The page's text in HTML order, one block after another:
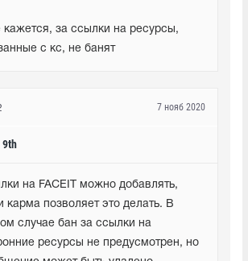
кажется, за ссылки на ресурсы,
с кс, не банят
9th
7 нояб 2020
на FACEIT можно добавлять,
карма позволяет это делать. В
случае бан за ссылки на
ресурсы не предусмотрен, но